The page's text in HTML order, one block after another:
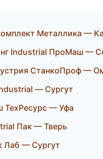
Металлика —
Industrial ПроМаш —
СтанкоПроф —
— Сургут
ТехРесурс — Уфа
Пак — Тверь
Лаб — Сургут